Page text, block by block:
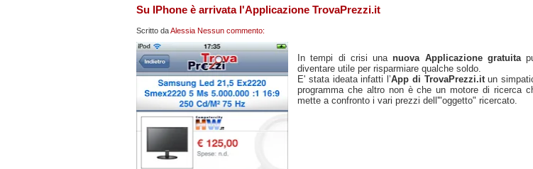
Su IPhone è arrivata l'Applicazione TrovaPrezzi.it
Scritto daAlessia Nessun commento:
In tempi di crisi unanuova Applicazione gratuita
diventare utile per risparmiare qualche soldo.
E' stata ideata infatti l’App di TrovaPrezzi.itun
programma che altro non è che un motore di ricerca
mette a confronto i vari prezzi dell'"oggetto" ricercato.